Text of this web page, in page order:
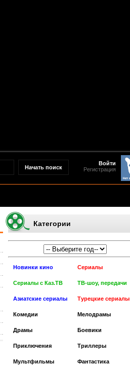
Войти
Регистрация
Категории
Новинки кино Сериалы
Сериалы с Каз.ТВ ТВ-шоу, передачи
Азиатские сериалы Турецкие сериалы
Комедии Мелодрамы
Драмы Боевики
Приключения Триллеры
Мультфильмы Фантастика